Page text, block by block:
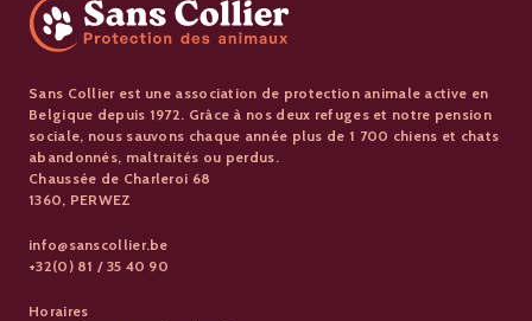
Sans Collier est une association de protection animale active en
Belgique depuis 1972. Grâce à nos deux refuges et notre pension
sociale, nous sauvons chaque année plus de 1 700 chiens et chats
abandonnés, maltraités ou perdus.
Chaussée de Charleroi 68
1360, PERWEZ
info@sanscollier.be
+32(0) 81 / 35 40 90
Horaires